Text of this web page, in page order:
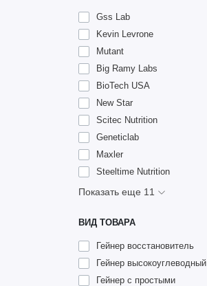
Gss Lab
Kevin Levrone
Mutant
Big Ramy Labs
BioTech USA
New Star
Scitec Nutrition
Geneticlab
Maxler
Steeltime Nutrition
Показать еще 11
ВИД ТОВАРА
Гейнер восстановитель
Гейнер высокоуглеводный
Гейнер с простыми